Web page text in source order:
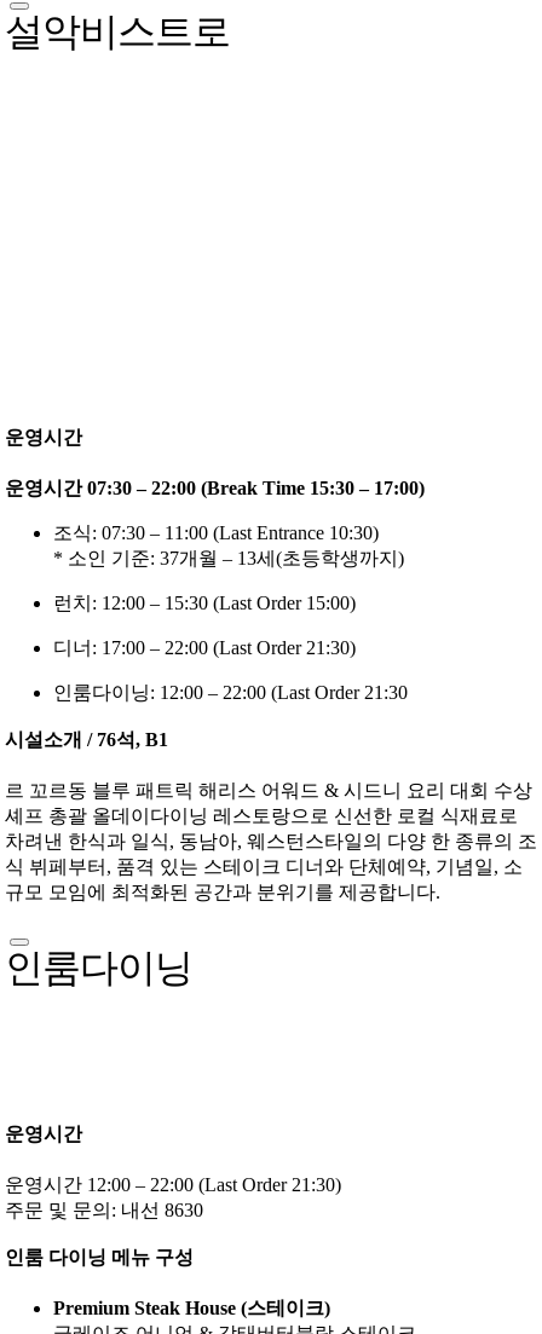
설악비스트로
운영시간
운영시간 07:30 – 22:00 (Break Time 15:30 – 17:00)
조식: 07:30 – 11:00 (Last Entrance 10:30)
* 소인 기준: 37개월 – 13세(초등학생까지)
런치: 12:00 – 15:30 (Last Order 15:00)
디너: 17:00 – 22:00 (Last Order 21:30)
인룸다이닝: 12:00 – 22:00 (Last Order 21:30
시설소개 / 76석, B1
르 꼬르동 블루 패트릭 해리스 어워드 & 시드니 요리 대회 수상
셰프 총괄 올데이다이닝 레스토랑으로 신선한 로컬 식재료로
차려낸 한식과 일식, 동남아, 웨스턴스타일의 다양 한 종류의 조
식 뷔페부터, 품격 있는 스테이크 디너와 단체예약, 기념일, 소
규모 모임에 최적화된 공간과 분위기를 제공합니다.
인룸다이닝
운영시간
운영시간 12:00 – 22:00 (Last Order 21:30)
주문 및 문의: 내선 8630
인룸 다이닝 메뉴 구성
Premium Steak House (스테이크)